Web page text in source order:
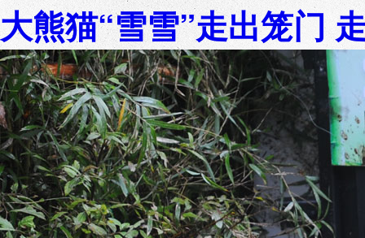
大熊猫“雪雪”走出笼门